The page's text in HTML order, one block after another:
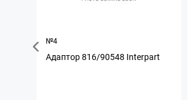
№4
Адаптор 816/90548 Interpart